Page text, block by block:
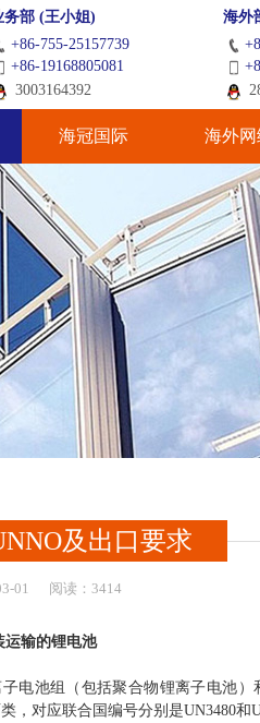
海冠国际 海外网
务部 (王小姐)
+86-755-25157739
+86-19168805081
3003164392
海外
及出口要求
01 阅读：3414
运输的锂电池
电池组（包括聚合物锂离子电池
，对应联合国编号分别是UN3480和